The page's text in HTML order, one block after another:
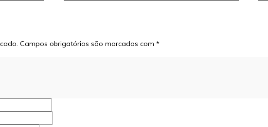
Campos obrigatórios são marcados com *